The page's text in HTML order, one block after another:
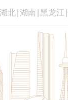
湖北 湖南 黑龙江